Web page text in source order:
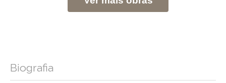
Biografia